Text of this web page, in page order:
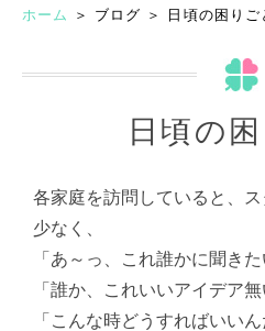
ホーム ＞ ブログ ＞ 日頃の困りご
日頃の
各家庭を訪問していると、
少なく、
「あ～っ、これ誰かに聞きた
「誰か、これいいアイデア無
「こんな時どうすればいいん